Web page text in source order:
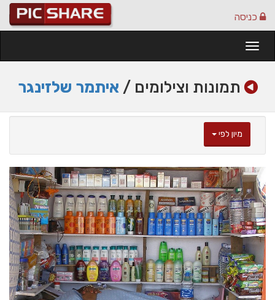
כניסה
תמונות וצילומים /איתמר שלזינגר
מיון לפי